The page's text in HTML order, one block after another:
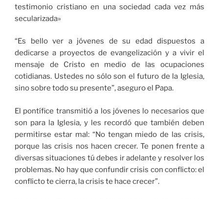
testimonio cristiano en una sociedad cada vez más
secularizada»
“Es bello ver a jóvenes de su edad dispuestos a
dedicarse a proyectos de evangelización y a vivir el
mensaje de Cristo en medio de las ocupaciones
cotidianas. Ustedes no sólo son el futuro de la Iglesia,
sino sobre todo su presente”, aseguro el Papa.
El pontífice transmitió a los jóvenes lo necesarios que
son para la Iglesia, y les recordó que también deben
permitirse estar mal: “No tengan miedo de las crisis,
porque las crisis nos hacen crecer. Te ponen frente a
diversas situaciones tú debes ir adelante y resolver los
problemas. No hay que confundir crisis con conflicto: el
conflicto te cierra, la crisis te hace crecer”.